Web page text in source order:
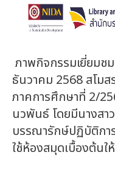
ภาพกิจกรรมเยี่ยม
ธันวาคม 2568 สโม
ภาคการศึกษาที่ 2/
นวพันธ์ โดยมีนางส
บรรณารักษ์ปฏิบัติกา
ใช้ห้องสมุดเบื้องต้น